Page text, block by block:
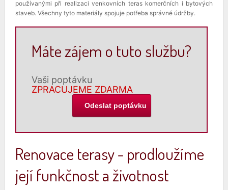
používanými při realizaci venkovních teras komerčních i bytových
staveb. Všechny tyto materiály spojuje potřeba správné údržby.
Máte zájem o tuto službu?
Vaši poptávku
ZPRACUJEME ZDARMA
Renovace terasy - prodloužíme
její funkčnost a životnost